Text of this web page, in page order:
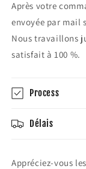
Après votre
envoyée par mail
Nous travaillons
satisfait à 100 %.
Process
Délais
Appréciez-vous